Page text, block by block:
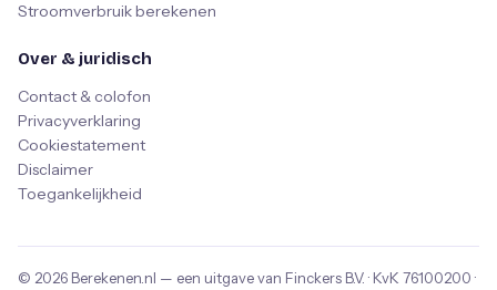
Stroomverbruik berekenen
Over & juridisch
Contact & colofon
Privacyverklaring
Cookiestatement
Disclaimer
Toegankelijkheid
© 2026 Berekenen.nl — een uitgave van Finckers B.V. · KvK 76100200 ·